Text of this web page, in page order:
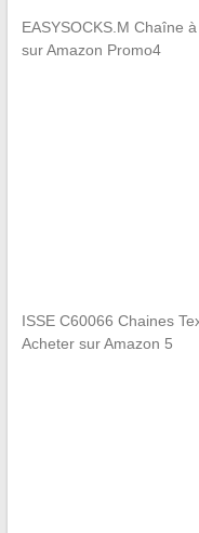
EASYSOCKS.M Chaîne
sur Amazon Promo4
ISSE C60066 Chaines
Acheter sur Amazon 5